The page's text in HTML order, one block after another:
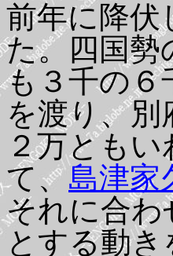
前年に降伏
た。四国勢
も３千の６
を渡り、
２万とも
て、島津家
それに合わ
とする動き